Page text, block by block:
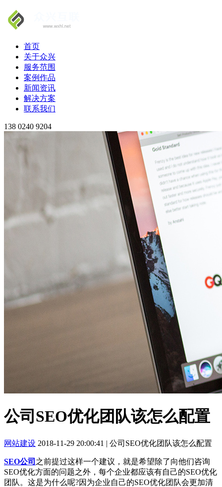
首页
关于众兴
服务范围
案例作品
新闻资讯
解决方案
联系我们
138 0240 9204
公司SEO优化团队该怎么配置
网站建设 2018-11-29 20:00:41 | 公司SEO优化团队该怎么配置
SEO公司 之前提过这样一个建议，就是希望除了向他们咨询
SEO优化方面的问题之外，每个企业都应该有自己的SEO优化
团队。这是为什么呢?因为企业自己的SEO优化团队会更加清